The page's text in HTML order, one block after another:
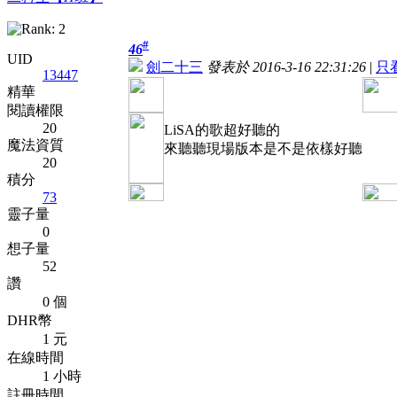
UID
13447
精華
閱讀權限
20
魔法資質
20
積分
73
靈子量
0
想子量
52
讚
0 個
DHR幣
1 元
在線時間
1 小時
46#
劍二十三 發表於 2016-3-16 22:31:26 | 只
LiSA的歌超好聽的
來聽聽現場版本是不是依樣好聽